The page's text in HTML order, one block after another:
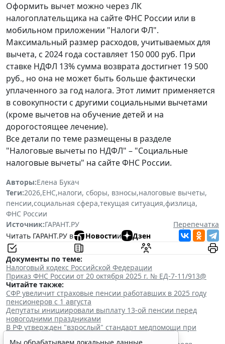
Оформить вычет можно через ЛК
налогоплательщика на сайте ФНС России или в
мобильном приложении "Налоги ФЛ".
Максимальный размер расходов, учитываемых для
вычета, с 2024 года составляет 150 000 руб. При
ставке НДФЛ 13% сумма возврата достигнет 19 500
руб., но она не может быть больше фактически
уплаченного за год налога. Этот лимит применяется
в совокупности с другими социальными вычетами
(кроме вычетов на обучение детей и на
дорогостоящее лечение).
Все детали по теме размещены в разделе
"Налоговые вычеты по НДФЛ" – "Социальные
налоговые вычеты" на сайте ФНС России.
Авторы:Елена Букач
Теги:2026,ЕНС,налоги, сборы, взносы,налоговые вычеты,
пенсии,социальная сфера,текущая ситуация,физлица,
ФНС России
Источник:ГАРАНТ.РУ
Перепечатка
Читать ГАРАНТ.РУ в
Новостии Дзен
Документы по теме:
Налоговый кодекс Российской Федерации
Приказ ФНС России от 20 октября 2025 г. № ЕД-7-11/913@
Читайте также:
СФР увеличит страховые пенсии работавших в 2025 году
пенсионеров с 1 августа
Депутаты инициировали выплату 13-ой пенсии перед
новогодними праздниками
В РФ утвержден "взрослый" стандарт медпомощи при